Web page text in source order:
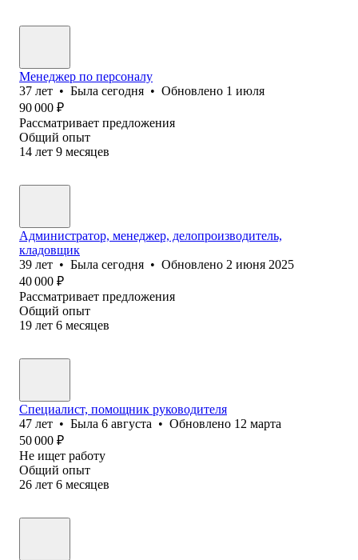
Менеджер по персоналу
37 лет • Была сегодня • Обновлено 1 июля
90 000 ₽
Рассматривает предложения
Общий опыт
14 лет 9 месяцев
Администратор, менеджер, делопроизводитель,
кладовщик
39 лет • Была сегодня • Обновлено 2 июня 2025
40 000 ₽
Рассматривает предложения
Общий опыт
19 лет 6 месяцев
Специалист, помощник руководителя
47 лет • Была 6 августа • Обновлено 12 марта
50 000 ₽
Не ищет работу
Общий опыт
26 лет 6 месяцев